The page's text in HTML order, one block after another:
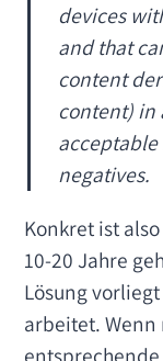
devices
and that
content
content) in
negatives.
Konkret ist
10-20 Jahre
Lösung
arbeitet. Wenn